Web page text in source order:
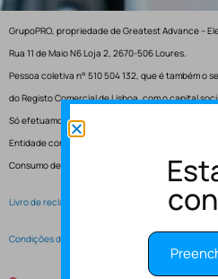
GrupoPRO, propriedade de Greatest Advance –
Rua 11 de Maio N6 Loja 2, 2670-506 Loures.
Pessoa coletiva n° 510 504 132, que é também o
do Registo Comercial de Lisboa, com o capital
Só efetuamos entregas em Portugal.
Entidade competente para resolução de conflitos
Consumo de Lisboa.
Livro de reclamações electrónico
Condições de Serviço